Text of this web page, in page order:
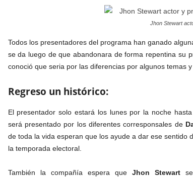
Jhon Stewart
Todos los presentadores del programa han ganado
se da luego de que abandonara de forma repentina su
conoció que seria por las diferencias por algunos temas
Regreso un histórico:
El presentador solo estará los lunes por la noche
será presentado por los diferentes corresponsales de
de toda la vida esperan que los ayude a dar ese sentido
la temporada electoral.
También la compañía espera que Jhon Stewart